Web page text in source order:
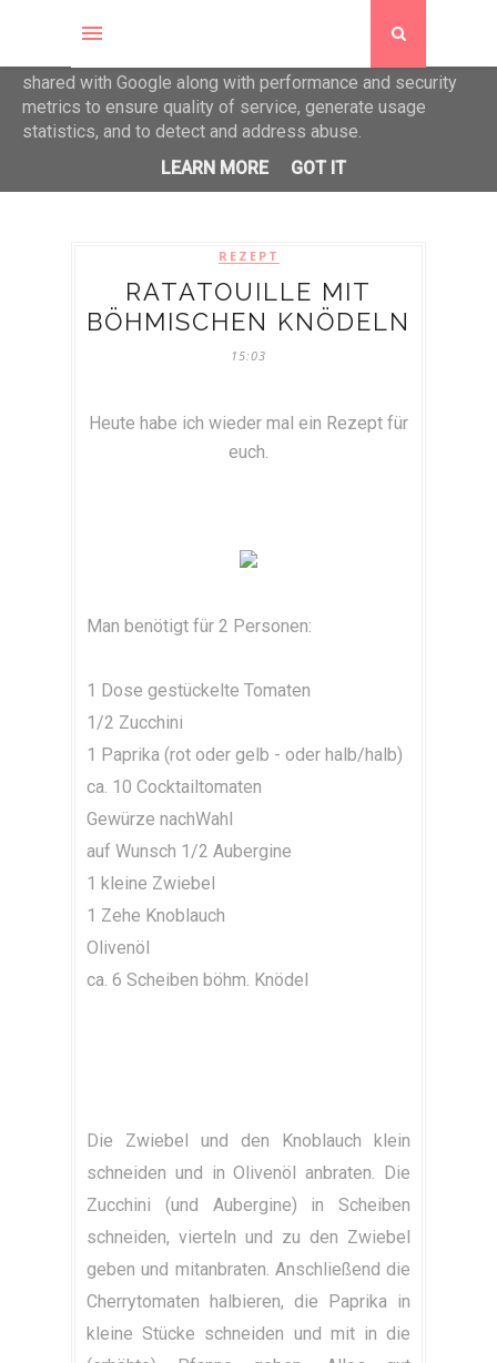
REZEPT
RATATOUILLE MIT
BÖHMISCHEN KNÖDELN
15:03
Heute habe ich wieder mal ein Rezept für
euch.
Man benötigt für 2 Personen:
1 Dose gestückelte Tomaten
1/2 Zucchini
1 Paprika (rot oder gelb - oder halb/halb)
ca. 10 Cocktailtomaten
Gewürze nachWahl
auf Wunsch 1/2 Aubergine
1 kleine Zwiebel
1 Zehe Knoblauch
Olivenöl
ca. 6 Scheiben böhm. Knödel
Die Zwiebel und den Knoblauch klein
schneiden und in Olivenöl anbraten. Die
Zucchini (und Aubergine) in Scheiben
schneiden, vierteln und zu den Zwiebel
geben und mitanbraten. Anschließend die
Cherrytomaten halbieren, die Paprika in
kleine Stücke schneiden und mit in die
This site uses cookies from Google to deliver its services
shared with Google along with performance and security
metrics to ensure quality of service, generate usage
statistics, and to detect and address abuse.
LEARN MORE
GOT IT